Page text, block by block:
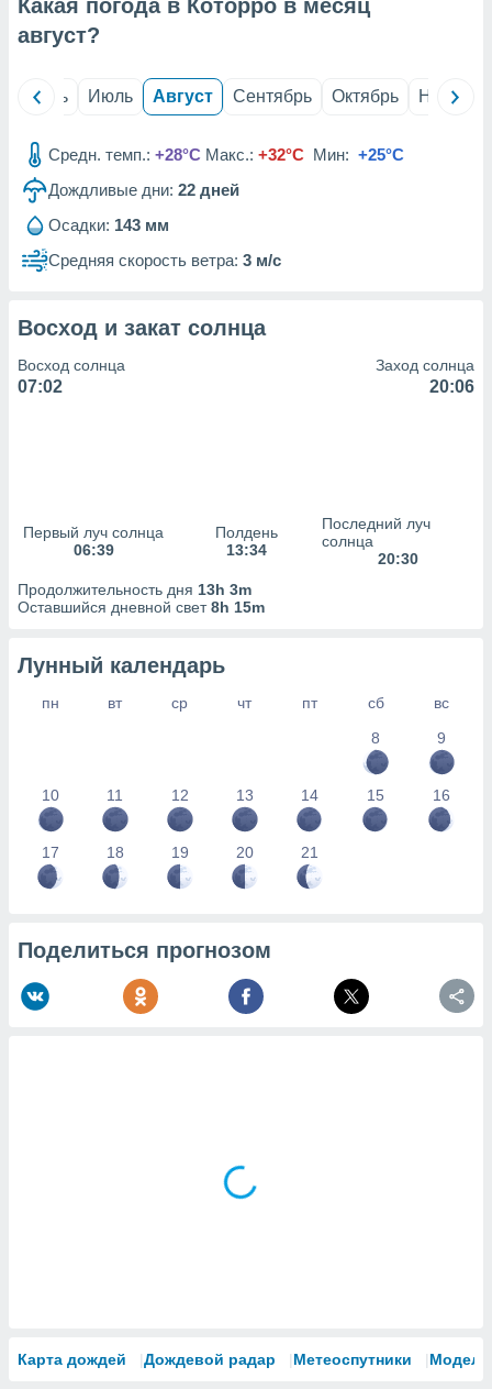
из
данных
1199
Какая погода в Которро в месяц
август?
Июнь Июль Август Сентябрь Октябрь Ноябрь
Средн. темп.: +28°C Макс.: +32°C Мин: +25°C
Дождливые дни: 22 дней
Осадки: 143 мм
Средняя скорость ветра: 3 м/с
Восход и закат солнца
Восход солнца
07:02
Заход солнца
20:06
Первый луч солнца
06:39
Полдень
13:34
Последний луч
солнца
20:30
Продолжительность дня 13h 3m
Оставшийся дневной свет8h 15m
Лунный календарь
пн вт ср чт пт сб
вс
8
9
10 11 12 13 14 15 16
17 18 19 20 21
Поделиться прогнозом
Карта дождей Дождевой радар Метеоспутники Модели